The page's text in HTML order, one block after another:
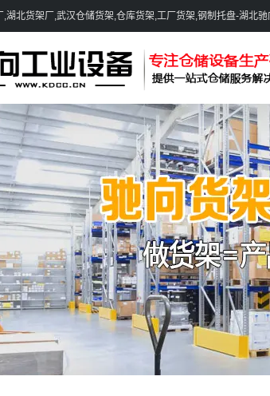
湖北货架厂,武汉仓储货架,仓库货架,工厂货架,钢制托盘-湖北驰